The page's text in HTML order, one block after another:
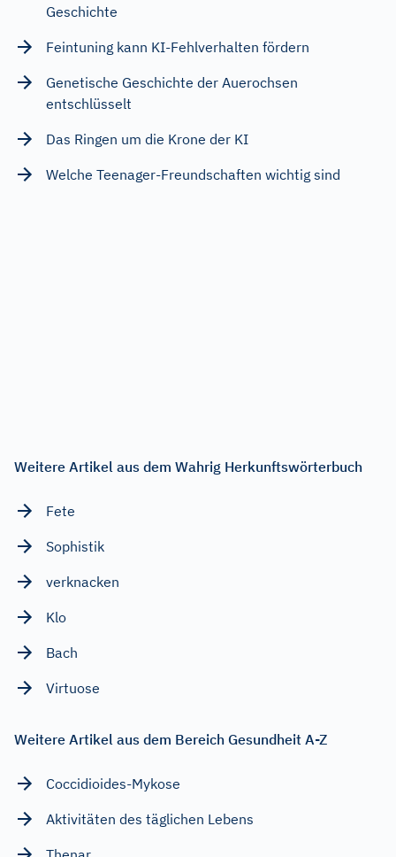
Geschichte
Feintuning kann KI-Fehlverhalten fördern
Genetische Geschichte der Auerochsen
entschlüsselt
Das Ringen um die Krone der KI
Welche Teenager-Freundschaften wichtig sind
Weitere Artikel aus dem Wahrig Herkunftswörterbuch
Fete
Sophistik
verknacken
Klo
Bach
Virtuose
Weitere Artikel aus dem Bereich Gesundheit A-Z
Coccidioides-Mykose
Aktivitäten des täglichen Lebens